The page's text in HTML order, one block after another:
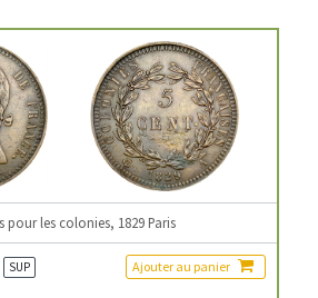
pour les colonies, 1829 Paris
SUP Ajouter au panier